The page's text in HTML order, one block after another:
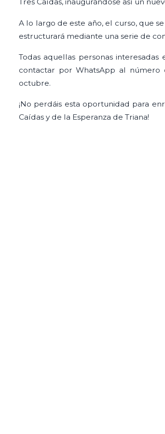
Tres Caídas, inaugurándose así un
A lo largo de este año, el curso, que
estructurará mediante una serie de
Todas aquellas personas
contactar por WhatsApp al
octubre.
¡No perdáis esta oportunidad para
Caídas y de la Esperanza de Triana!